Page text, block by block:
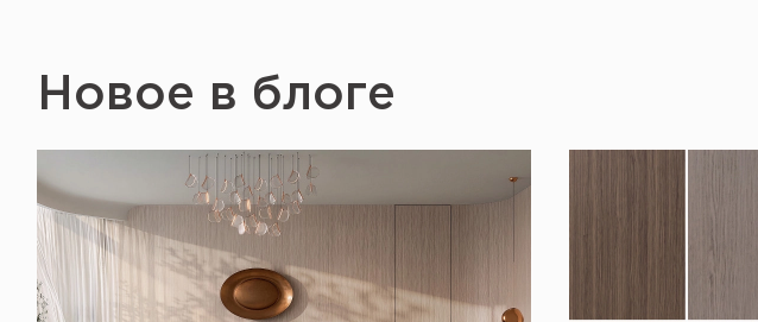
Новое в блоге